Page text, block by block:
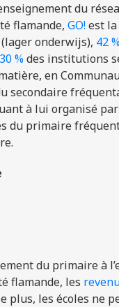
du
flamande, GO!est
onderwijs), 42
30 %des institutions
en
secondaire
à lui organisé
du primaire
du primaire à
flamande, les
plus, les écoles ne